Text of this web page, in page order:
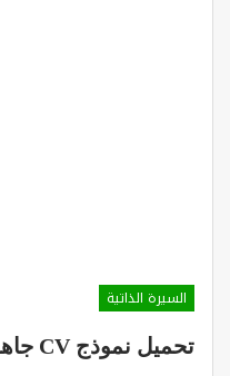
السيرة الذاتية
تحميل نموذج CV جاهز للتعديل مجانًا